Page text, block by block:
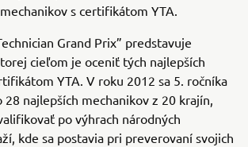
s certifikátom YTA.
Grand Prix” predstavuje
cieľom je oceniť tých najlepších
YTA. V roku 2012 sa 5. ročníka
najlepších mechanikov z 20 krajín,
po výhrach národných
kde sa postavia pri preverovaní svojich